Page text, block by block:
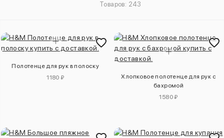
Товаров: 243
Полотенце для рук в полоску
1180 ₽
Хлопковое полотенце для рук с
бахромой
1580 ₽